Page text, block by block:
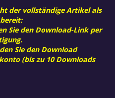
der vollständige Artikel als
Sie den Download-Link per
Sie den Download
(bis zu 10 Downloads